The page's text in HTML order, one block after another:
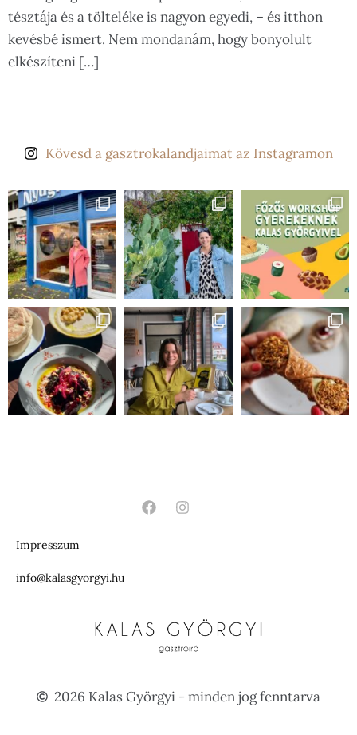
tésztája és a tölteléke is nagyon egyedi, – és itthon
kevésbé ismert. Nem mondanám, hogy bonyolult
elkészíteni […]
Kövesd a gasztrokalandjaimat az Instagramon
Impresszum
info@kalasgyorgyi.hu
2026 Kalas Györgyi - minden jog fenntarva